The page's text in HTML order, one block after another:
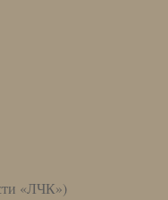
«ЛЧК»)